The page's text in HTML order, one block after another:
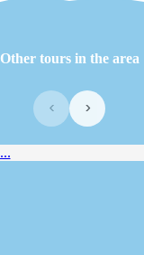
Other tours in the area
‹ ›